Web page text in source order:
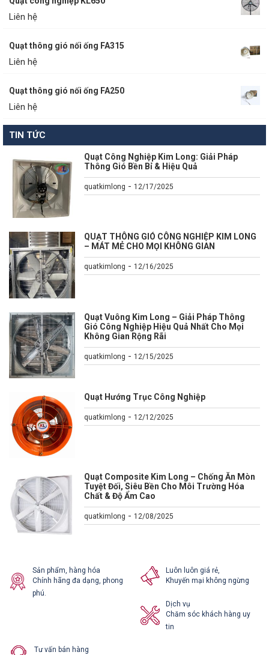
Liên hệ
Quạt thông gió nối ống FA315
Liên hệ
Quạt thông gió nối ống FA250
Liên hệ
TIN TỨC
Quạt Công Nghiệp Kim Long: Giải Pháp
Thông Gió Bền Bỉ & Hiệu Quả
quatkimlong - 12/17/2025
QUẠT THÔNG GIÓ CÔNG NGHIỆP KIM LONG
– MÁT MẺ CHO MỌI KHÔNG GIAN
quatkimlong - 12/16/2025
Quạt Vuông Kim Long – Giải Pháp Thông
Gió Công Nghiệp Hiệu Quả Nhất Cho Mọi
Không Gian Rộng Rãi
quatkimlong - 12/15/2025
Quạt Hướng Trục Công Nghiệp
quatkimlong - 12/12/2025
Quạt Composite Kim Long – Chống Ăn Mòn
Tuyệt Đối, Siêu Bền Cho Môi Trường Hóa
Chất & Độ Ẩm Cao
quatkimlong - 12/08/2025
Sản phẩm, hàng hóa
Chính hãng đa dạng, phong
phú.
Luôn luôn giá rẻ,
Khuyến mại không ngừng
Dịch vụ
Chăm sóc khách hàng uy
tin
Tư vấn bán hàng